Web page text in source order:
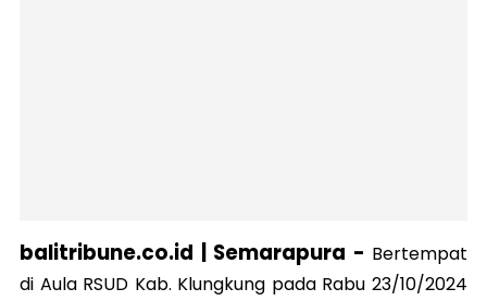
balitribune.co.id | Semarapura - Bertempat
di Aula RSUD Kab. Klungkung pada Rabu 23/10/2024